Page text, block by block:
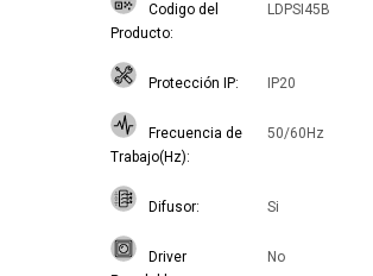
Codigo del
Producto
LDPSI45B
Protección IP IP20
Frecuencia de
Trabajo(Hz)
50/60Hz
Difusor Si
Driver
No